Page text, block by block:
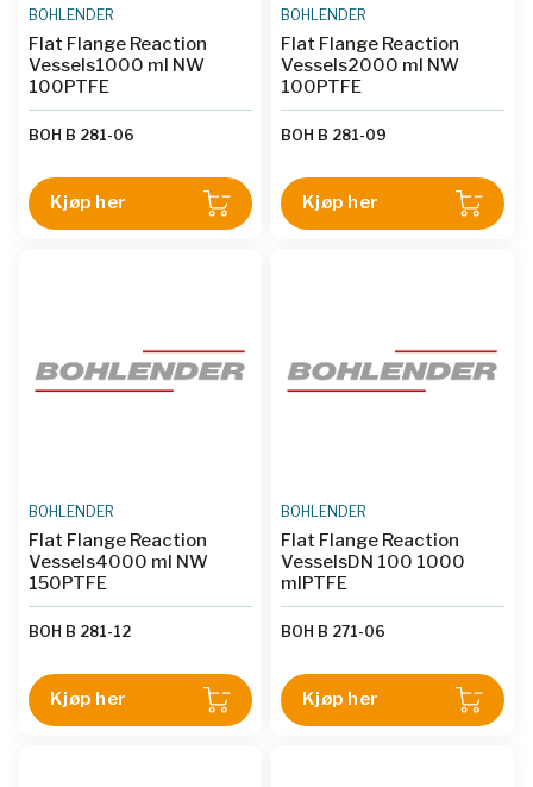
BOHLENDER
Flat Flange Reaction
Vessels1000 ml NW
100PTFE
BOH B 281-06
Kjøp her
BOHLENDER
Flat Flange Reaction
Vessels2000 ml NW
100PTFE
BOH B 281-09
Kjøp her
BOHLENDER
Flat Flange Reaction
Vessels4000 ml NW
150PTFE
BOH B 281-12
Kjøp her
BOHLENDER
Flat Flange Reaction
VesselsDN 100 1000
mlPTFE
BOH B 271-06
Kjøp her